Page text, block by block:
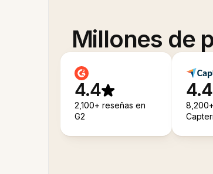
Millones de
4.4
2,100+ reseñas en
G2
4.4